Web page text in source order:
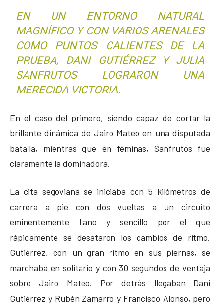
EN UN ENTORNO NATURAL
MAGNÍFICO Y CON VARIOS ARENALES
COMO PUNTOS CALIENTES DE LA
PRUEBA, DANI GUTIÉRREZ Y JULIA
SANFRUTOS LOGRARON UNA
MERECIDA VICTORIA.
En el caso del primero, siendo capaz de cortar la
brillante dinámica de Jairo Mateo en una disputada
batalla, mientras que en féminas, Sanfrutos fue
claramente la dominadora.
La cita segoviana se iniciaba con 5 kilómetros de
carrera a pie con dos vueltas a un circuito
eminentemente llano y sencillo por el que
rápidamente se desataron los cambios de ritmo.
Gutiérrez, con un gran ritmo en sus piernas, se
marchaba en solitario y con 30 segundos de ventaja
sobre Jairo Mateo. Por detrás llegaban Dani
Gutiérrez y Rubén Zamarro y Francisco Alonso, pero